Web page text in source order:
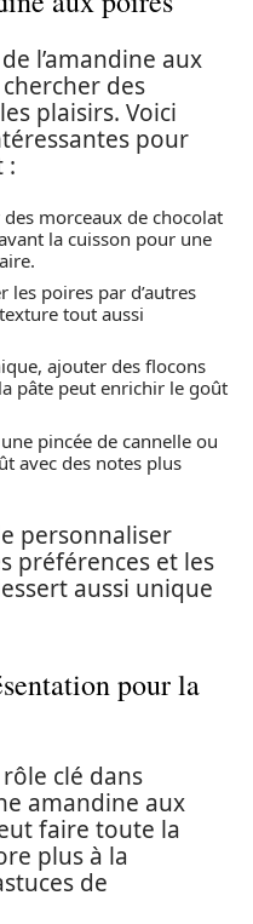
l’amandine aux
des
plaisirs. Voici
pour
:
morceaux de chocolat
la cuisson pour une
les poires par d’autres
tout aussi
ajouter des flocons
pâte peut enrichir le goût
pincée de cannelle ou
avec des notes plus
personnaliser
préférences et les
aussi unique
pour la
clé dans
amandine aux
faire toute la
plus à la
de